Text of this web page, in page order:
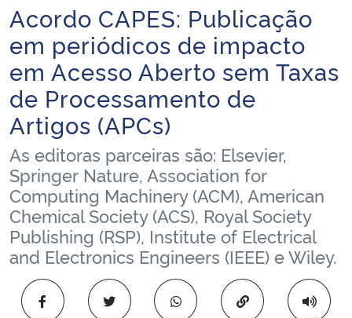
Ministério da Infraestrutura
Ministério da Agricultura, Pecuária e Abastecimento
Ministério da Educação
Ministério da Cidadania
Ministério da Saúde
Ministério de Minas e Energia
Ministério da Ciência, Tecnologia, Inovações e Comunicações
Ministério do Meio Ambiente
Início do conteúdo
Acordo CAPES: Publicação
em periódicos de impacto
em Acesso Aberto sem Taxas
de Processamento de
Artigos (APCs)
As editoras parceiras são: Elsevier,
Springer Nature, Association for
Computing Machinery (ACM), American
Chemical Society (ACS), Royal Society
Publishing (RSP), Institute of Electrical
and Electronics Engineers (IEEE) e Wiley.
Copiar para área